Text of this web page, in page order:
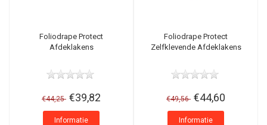
Foliodrape Protect
Afdeklakens
€44,25 €39,82
Informatie
Foliodrape Protect
Zelfklevende Afdeklakens
€49,56 €44,60
Informatie